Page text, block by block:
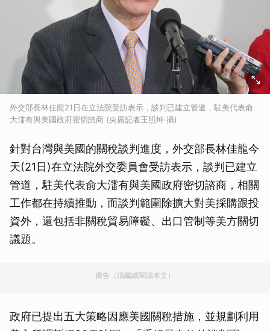
外交部長林佳龍21日在立法院受訪表示，談判已建立管道，駐美代表俞
大㵢有與美國政府密切諮商 (央廣記者王照坤 攝)
針對台灣與美國的關稅談判進度，外交部長林佳龍今
天(21日)在立法院外交委員會受訪表示，談判已建立
管道，駐美代表俞大㵢有與美國政府密切諮商，相關
工作都在持續推動，而談判範圍除擴大對美採購跟投
資外，還包括非關稅貿易障礙、出口管制等美方關切
議題。
廣告（請繼續閱讀本文）
政府已提出五大策略因應美國關稅措施，並規劃利用